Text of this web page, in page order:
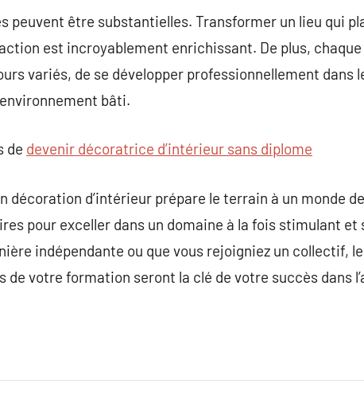
peuvent être substantielles. Transformer un lieu qui
est incroyablement enrichissant. De plus,
variés, de se développer professionnellement dans
bâti.
de devenir décoratrice d’intérieur sans diplome
décoration d’intérieur prépare le terrain à un monde
pour exceller dans un domaine à la fois stimulant et
indépendante ou que vous rejoigniez un collectif,
de votre formation seront la clé de votre succès dans